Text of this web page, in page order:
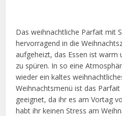
Das weihnachtliche Parfait mit
hervorragend in die
aufgeheizt, das Essen ist warm
zu spüren. In so eine
wieder ein kaltes
Weihnachtsmenü ist das
geeignet, da ihr es am Vortag
habt ihr keinen Stress am